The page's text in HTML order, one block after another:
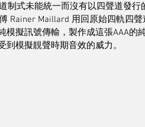
式未能統一而沒有以四聲道發行
Rainer Maillard 用回原始四軌四
擬訊號傳輸，製作成這張AAA的
模擬靚聲時期音效的威力。